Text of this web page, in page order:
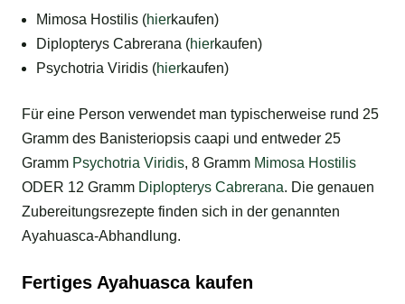
Mimosa Hostilis (hierkaufen)
Diplopterys Cabrerana (hierkaufen)
Psychotria Viridis (hierkaufen)
Für eine Person verwendet man typischerweise rund 25
Gramm des Banisteriopsis caapi und entweder 25
Gramm Psychotria Viridis, 8 Gramm Mimosa Hostilis
ODER 12 Gramm Diplopterys Cabrerana. Die genauen
Zubereitungsrezepte finden sich in der genannten
Ayahuasca-Abhandlung.
Fertiges Ayahuasca kaufen